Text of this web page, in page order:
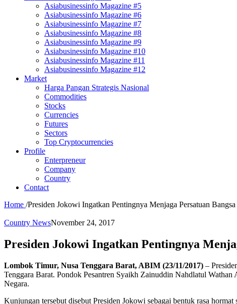
Asiabusinessinfo Magazine #5
Asiabusinessinfo Magazine #6
Asiabusinessinfo Magazine #7
Asiabusinessinfo Magazine #8
Asiabusinessinfo Magazine #9
Asiabusinessinfo Magazine #10
Asiabusinessinfo Magazine #11
Asiabusinessinfo Magazine #12
Market
Harga Pangan Strategis Nasional
Commodities
Stocks
Currencies
Futures
Sectors
Top Cryptocurrencies
Profile
Enterpreneur
Company
Country
Contact
Home /Presiden Jokowi Ingatkan Pentingnya Menjaga Persatuan Bangsa
Country NewsNovember 24, 2017
Presiden Jokowi Ingatkan Pentingnya
Lombok Timur, Nusa Tenggara Barat, ABIM (23/11/2017) –
Tenggara Barat. Pondok Pesantren Syaikh Zainuddin Nahdlatul
Negara.
Kunjungan tersebut disebut Presiden Jokowi sebagai bentuk rasa